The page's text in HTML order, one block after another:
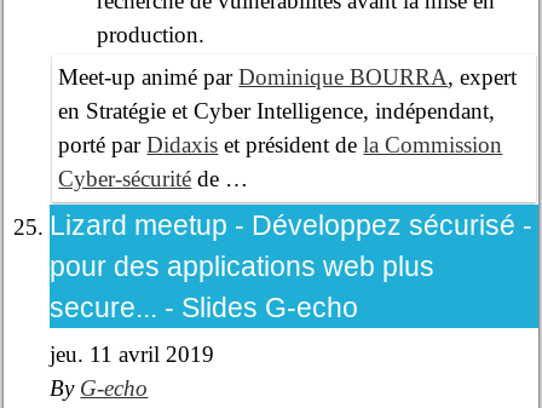
production.
Meet-up animé parDominique BOURRA, expert
en Stratégie et Cyber Intelligence, indépendant,
porté parDidaxis et président dela Commission
Cyber-sécurité de …
Lizard meetup - Développez sécurisé -
pour des applications web plus
secure... - Slides G-echo
jeu. 11 avril 2019
By G-echo